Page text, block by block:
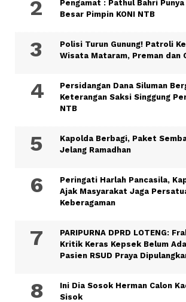
Pengamat : Pathul Bahri
Besar Pimpin KONI NTB
Polisi Turun Gunung! Patroli
Wisata Mataram, Preman dan
Persidangan Dana Siluman
Keterangan Saksi Singgung
NTB
Kapolda Berbagi, Paket
Jelang Ramadhan
Peringati Harlah Pancasila,
Ajak Masyarakat Jaga
Keberagaman
PARIPURNA DPRD LOTENG:
Kritik Keras Kepsek Belum
Pasien RSUD Praya
Ini Dia Sosok Herman Calon
Sisok